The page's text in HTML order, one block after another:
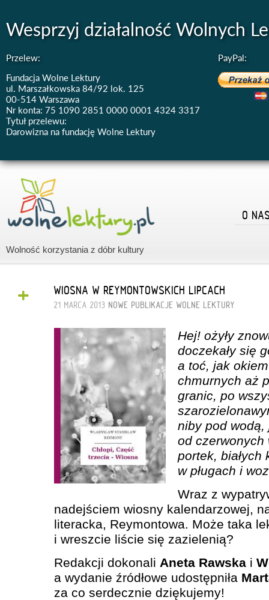
Wesprzyj działalność Wolnych
Przelew:
Fundacja Wolne Lektury
ul. Marszałkowska 84/92 lok. 125
00-514 Warszawa
Nr konta: 75 1090 2851 0000 0001 4324 3317
Tytuł przelewu:
Darowizna na fundację Wolne Lektury
PayPal:
Wolność korzystania z dóbr kultury
O
+ WIOSNA W REYMONTOWSKICH LIPCACH
21 MARCA 2013 NOWE PUBLIKACJE WOLNE LEKTURY
Hej! ożyły
doczekały się
a toć, jak
chmurnych aż
granic, po
niby pod wodą,
od czerwonych
portek, białych
w pługach i
Wraz z
nadejściem wiosny kalendarzowej,
literacka, Reymontowa. Może taka
i wreszcie liście się zazielenią?
Redakcji dokonali Aneta Rawska i
a wydanie źródłowe udostępniła
za co serdecznie dziękujemy!